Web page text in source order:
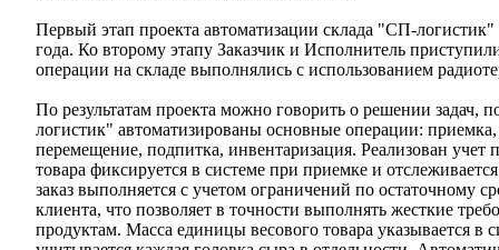
Первый этап проекта автоматизации склада "СП-
года. Ко второму этапу Заказчик и Исполнитель
операции на складе выполнялись с использованием
По результатам проекта можно говорить о решении задач,
логистик" автоматизированы основные операции:
перемещение, подпитка, инвентаризация. Реализован
товара фиксируется в системе при приемке и
заказ выполняется с учетом ограничений по остаточному
клиента, что позволяет в точности выполнять жесткие
продуктам. Масса единицы весового товара указывается в